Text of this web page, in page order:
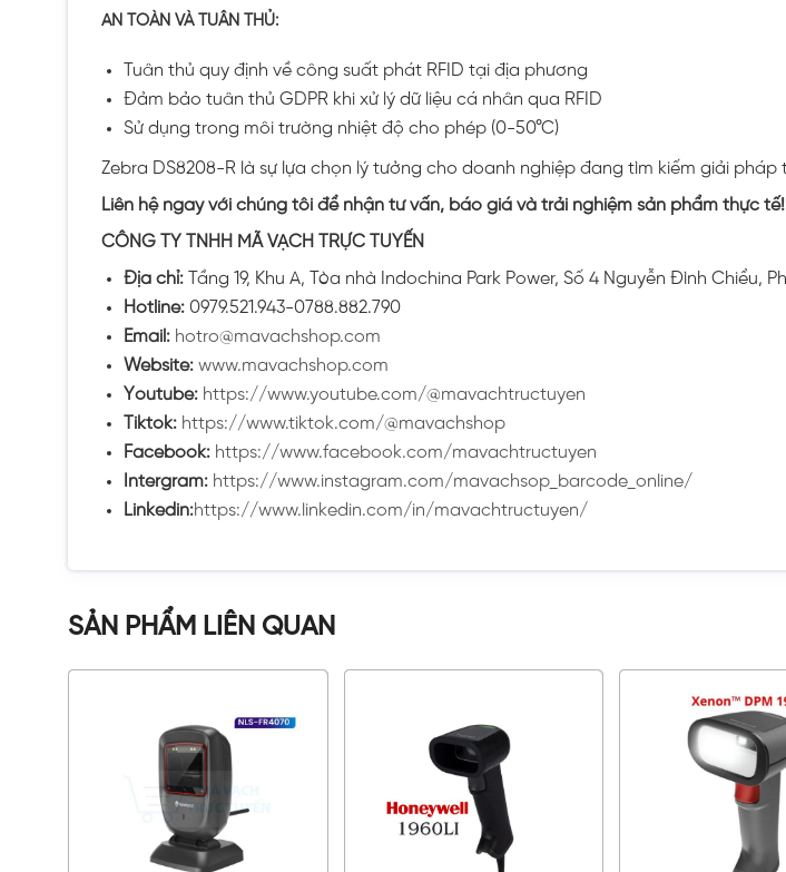
AN TOÀN VÀ TUÂN THỦ:
Tuân thủ quy định về công suất phát RFID tại địa phương
Đảm bảo tuân thủ GDPR khi xử lý dữ liệu cá nhân qua RFID
Sử dụng trong môi trường nhiệt độ cho phép (0-50°C)
Zebra DS8208-R là sự lựa chọn lý tưởng cho doanh nghiệp đang tìm kiếm giải
Liên hệ ngay với chúng tôi để nhận tư vấn, báo giá và trải nghiệm sản phẩm thực tế!
CÔNG TY TNHH MÃ VẠCH TRỰC TUYẾN
Địa chỉ:
Tầng 19, Khu A, Tòa nhà Indochina Park Power, Số 4 Nguyễn Đình Chiểu,
Hotline: 0979.521.943-0788.882.790
Email: hotro@mavachshop.com
Website: www.mavachshop.com
Youtube: https://www.youtube.com/@mavachtructuyen
Tiktok: https://www.tiktok.com/@mavachshop
Facebook: https://www.facebook.com/mavachtructuyen
Intergram: https://www.instagram.com/mavachsop_barcode_online/
Linkedin:https://www.linkedin.com/in/mavachtructuyen/
SẢN PHẨM LIÊN QUAN